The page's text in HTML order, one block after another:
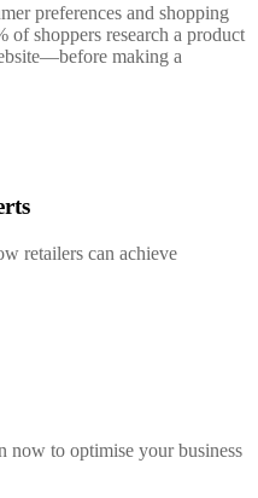
preferences and shopping
of shoppers research a product
making a
retailers can achieve
now to optimise your business